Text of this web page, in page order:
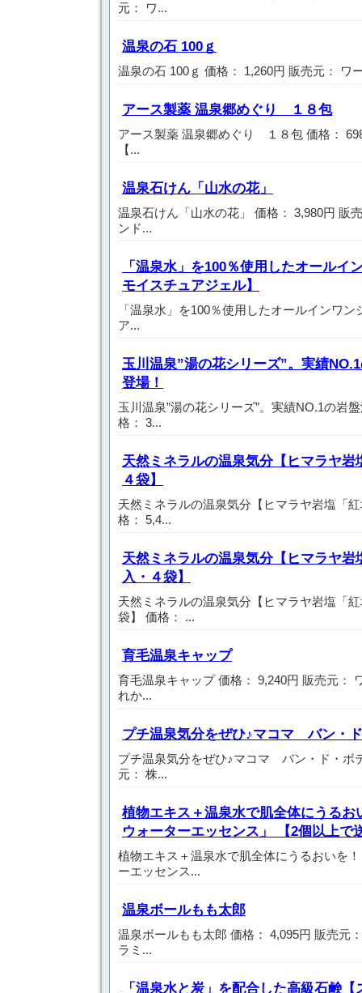
元： ワ...
温泉の石 100ｇ
温泉の石 100ｇ 価格： 1,260円 販売元： ワ
アース製薬 温泉郷めぐり １８包
アース製薬 温泉郷めぐり １８包 価格：
【...
温泉石けん「山水の花」
温泉石けん「山水の花」 価格： 3,980円
ンド...
「温泉水」を100％使用したオールイ
モイスチュアジェル】
「温泉水」を100％使用したオールインワ
ア...
玉川温泉”湯の花シリーズ”。実績
登場！
玉川温泉”湯の花シリーズ”。実績NO.1の岩
格： 3...
天然ミネラルの温泉気分【ヒマラヤ岩
４袋】
天然ミネラルの温泉気分【ヒマラヤ岩塩「
格： 5,4...
天然ミネラルの温泉気分【ヒマラヤ岩
入・４袋】
天然ミネラルの温泉気分【ヒマラヤ岩塩「
袋】 価格： ...
育毛温泉キャップ
育毛温泉キャップ 価格： 9,240円 販売元：
れか...
プチ温泉気分をぜひ♪マコマ バン・
プチ温泉気分をぜひ♪マコマ バン・ド・ボ
元： 株...
植物エキス＋温泉水で肌全体にうるお
ウォーターエッセンス」 【2個以上で
植物エキス＋温泉水で肌全体にうるおいを
ーエッセンス...
温泉ボールもも太郎
温泉ボールもも太郎 価格： 4,095円 販売元
ラミ...
「温泉水と炭」を配合した高級石鹸